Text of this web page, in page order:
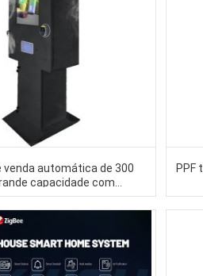
venda automática de 300
capacidade com
idade Nayax Card Reader
PPF